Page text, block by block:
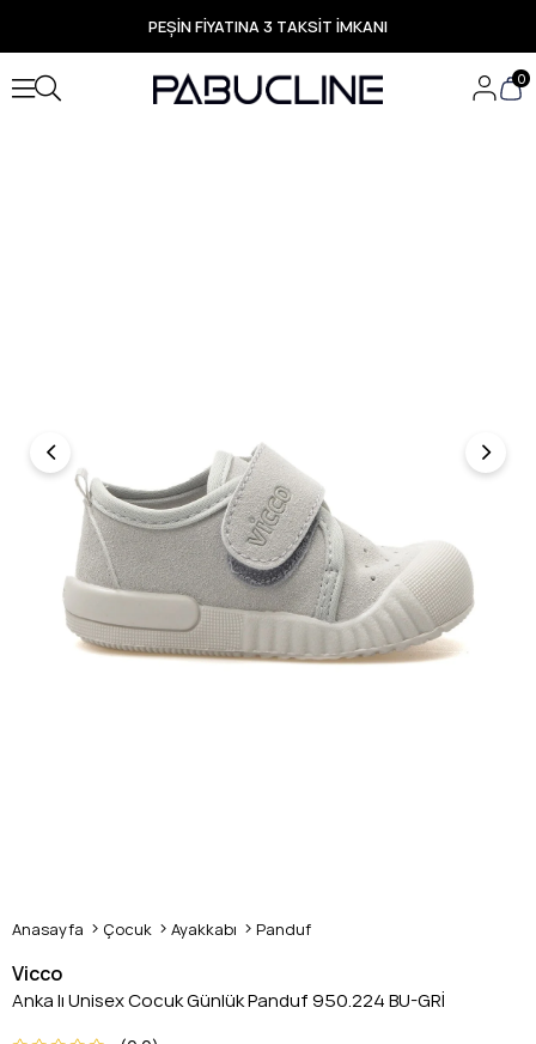
PEŞİN FİYATINA 3 TAKSİT İMKANI
TÜM ÜRÜNLERDE ÜCRETSİZ KARGO
Yeni Sezon Ürünlerde Özel Fırsatlar
Seçili Ürünlerde Hızlı Teslimat
0
Anasayfa Çocuk Ayakkabı Panduf
Vicco
Anka Iı Unisex Cocuk Günlük Panduf 950.224 BU-GRİ